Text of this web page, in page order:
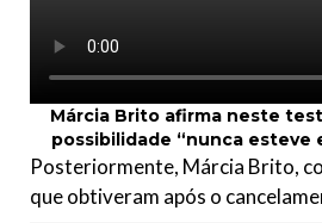
Márcia Brito afirma neste
possibilidade “nunca esteve
Posteriormente, Márcia Brito,
que obtiveram após o